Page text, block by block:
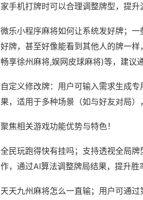
家手机打牌时可以合理调整牌型，提升
微乐小程序麻将如何让系统发好牌；
好牌，甚至好像能看到其他人的牌一
畅享徐州麻将,娱网皮球麻将)等，建议
自定义修改牌：用户可输入需求生成
果，适用于多种场景（如与好友对局）
聚焦相关游戏功能优势与特色！
全民玩跑得快有挂吗；支持透视全局
作，通过AI算法调整牌局结果，提升胜
天天九州麻将怎么一直输；用户可通过